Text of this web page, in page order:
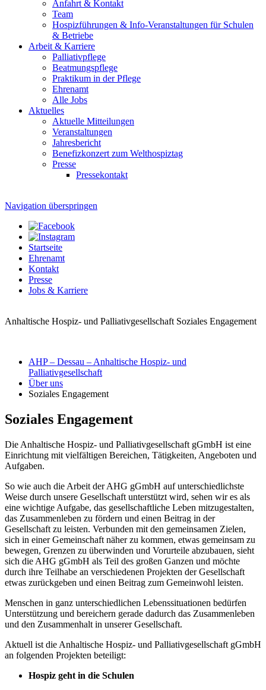
Anfahrt & Kontakt
Team
Hospizführungen & Info-Veranstaltungen für Schulen
& Betriebe
Arbeit & Karriere
Palliativpflege
Beatmungspflege
Praktikum in der Pflege
Ehrenamt
Alle Jobs
Aktuelles
Aktuelle Mitteilungen
Veranstaltungen
Jahresbericht
Benefizkonzert zum Welthospiztag
Presse
Pressekontakt
Navigation überspringen
Startseite
Ehrenamt
Kontakt
Presse
Jobs & Karriere
Anhaltische Hospiz- und Palliativgesellschaft Soziales Engagement
AHP – Dessau – Anhaltische Hospiz- und
Palliativgesellschaft
Über uns
Soziales Engagement
Soziales Engagement
Die Anhaltische Hospiz- und Palliativgesellschaft gGmbH ist eine
Einrichtung mit vielfältigen Bereichen, Tätigkeiten, Angeboten und
Aufgaben.
So wie auch die Arbeit der AHG gGmbH auf unterschiedlichste
Weise durch unsere Gesellschaft unterstützt wird, sehen wir es als
eine wichtige Aufgabe, das gesellschaftliche Leben mitzugestalten,
das Zusammenleben zu fördern und einen Beitrag in der
Gesellschaft zu leisten. Verbunden mit den gemeinsamen Zielen,
sich in einer Gemeinschaft näher zu kommen, etwas gemeinsam zu
bewegen, Grenzen zu überwinden und Vorurteile abzubauen, sieht
sich die AHG gGmbH als Teil des großen Ganzen und möchte
durch ihre Teilhabe an verschiedenen Projekten der Gesellschaft
etwas zurückgeben und einen Beitrag zum Gemeinwohl leisten.
Menschen in ganz unterschiedlichen Lebenssituationen bedürfen
Unterstützung und bereichern gerade dadurch das Zusammenleben
und den Zusammenhalt in unserer Gesellschaft.
Aktuell ist die Anhaltische Hospiz- und Palliativgesellschaft gGmbH
an folgenden Projekten beteiligt:
Hospiz geht in die Schulen